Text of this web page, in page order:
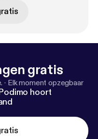
gratis
· Elk moment opzegbaar
hoort